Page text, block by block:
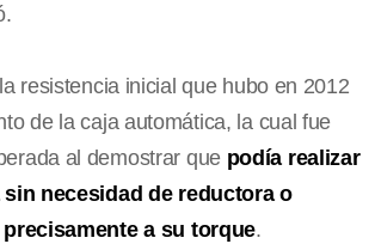
resistencia inicial que hubo en 2012
de la caja automática, la cual fue
al demostrar que podía realizar
necesidad de reductora o
precisamente a su torque.